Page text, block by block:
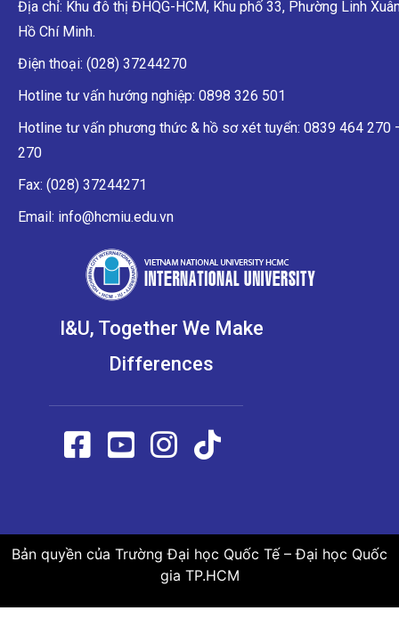
Địa chỉ: Khu đô thị ĐHQG-HCM, Khu phố 33, Phường Linh
Hồ Chí Minh.
Điện thoại: (028) 37244270
Hotline tư vấn hướng nghiệp: 0898 326 501
Hotline tư vấn phương thức & hồ sơ xét tuyển: 0839 464 270
270
Fax: (028) 37244271
Email: info@hcmiu.edu.vn
I&U, Together We Make
Differences
Bản quyền của Trường Đại học Quốc Tế – Đại học Quốc
gia TP.HCM